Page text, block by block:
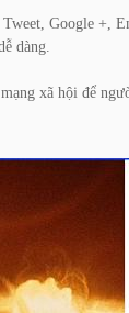
Tweet, Google +,
dàng.
xã hội để